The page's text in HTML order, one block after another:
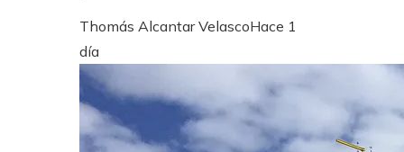
Thomás Alcantar VelascoHace 1
día